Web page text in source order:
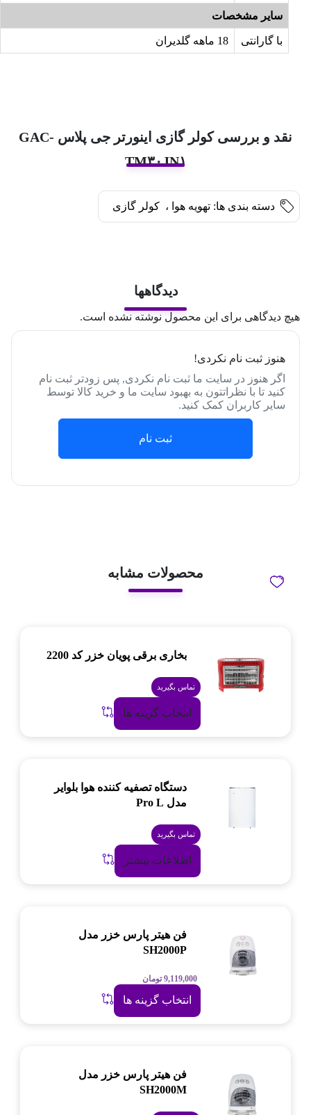
سایر مشخصات
با گارانتی 18 ماهه گلدیران
نقد و بررسی کولر گازی اینورتر جی پلاس GAC-
TM۳۰JN۱
دسته بندی ها: تهویه هوا کولر گازی
دیدگاهها
هیچ دیدگاهی برای این محصول نوشته نشده است.
هنوز ثبت نام نکردی!
اگر هنوز در سایت ما ثبت نام نکردی, پس زودتر ثبت نام
کنید تا با نظراتتون به بهبود سایت ما و خرید کالا توسط
سایر کاربران کمک کنید.
ثبت نام
محصولات مشابه
بخاری برقی پویان خزر کد 2200
تماس بگیرید
انتخاب گزینه ها
دستگاه تصفیه کننده هوا بلوایر
مدل Pro L
تماس بگیرید
اطلاعات بیشتر
فن هیتر پارس خزر مدل
SH2000P
9,119,000 تومان
انتخاب گزینه ها
فن هیتر پارس خزر مدل
SH2000M